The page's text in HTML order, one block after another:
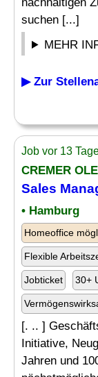
suchen [...]
MEHR
▶ Zur
Job vor 13
CREMER
Sales
• Hamburg
Homeoffice
Flexible
Jobticket 30+
[. .. ]
Initiative,
Jahren und